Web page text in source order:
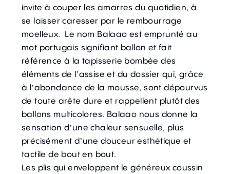
invite à couper les amarres du quotidien, à
se laisser caresser par le rembourrage
moelleux. Le nom Balaao est emprunté au
mot portugais signifiant ballon et fait
référence à la tapisserie bombée des
éléments de l’assise et du dossier qui, grâce
à l’abondance de la mousse, sont dépourvus
de toute arête dure et rappellent plutôt des
ballons multicolores. Balaao nous donne la
sensation d’une chaleur sensuelle, plus
précisément d’une douceur esthétique et
tactile de bout en bout.
Les plis qui enveloppent le généreux coussin